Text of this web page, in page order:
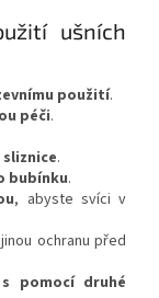
ušních
použití.
péči.
.
bubínku.
, abyste svíci v
ochranu před
s pomocí druhé